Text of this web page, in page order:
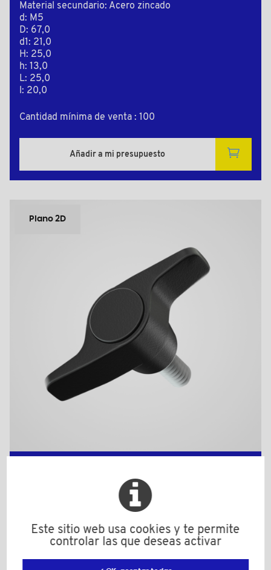
Material secundario: Acero zincado
d: M5
D: 67,0
d1: 21,0
H: 25,0
h: 13,0
L: 25,0
l: 20,0
Cantidad mínima de venta : 100
Añadir a mi presupuesto
Plano 2D
Material: Poliamida (PA)
Material secundario: Acero zincado
d: M5
D: 67,0
d1: 21,0
H: 25,0
Este sitio web usa cookies y te permite
controlar las que deseas activar